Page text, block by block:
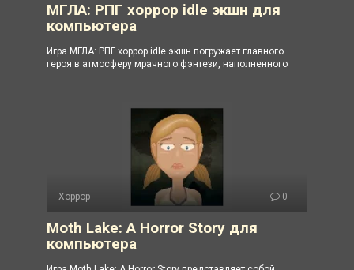
МГЛА: РПГ хоррор idle экшн для
компьютера
Игра МГЛА: РПГ хоррор idle экшн погружает главного
героя в атмосферу мрачного фэнтези, наполненного
Хоррор 0
Moth Lake: A Horror Story для
компьютера